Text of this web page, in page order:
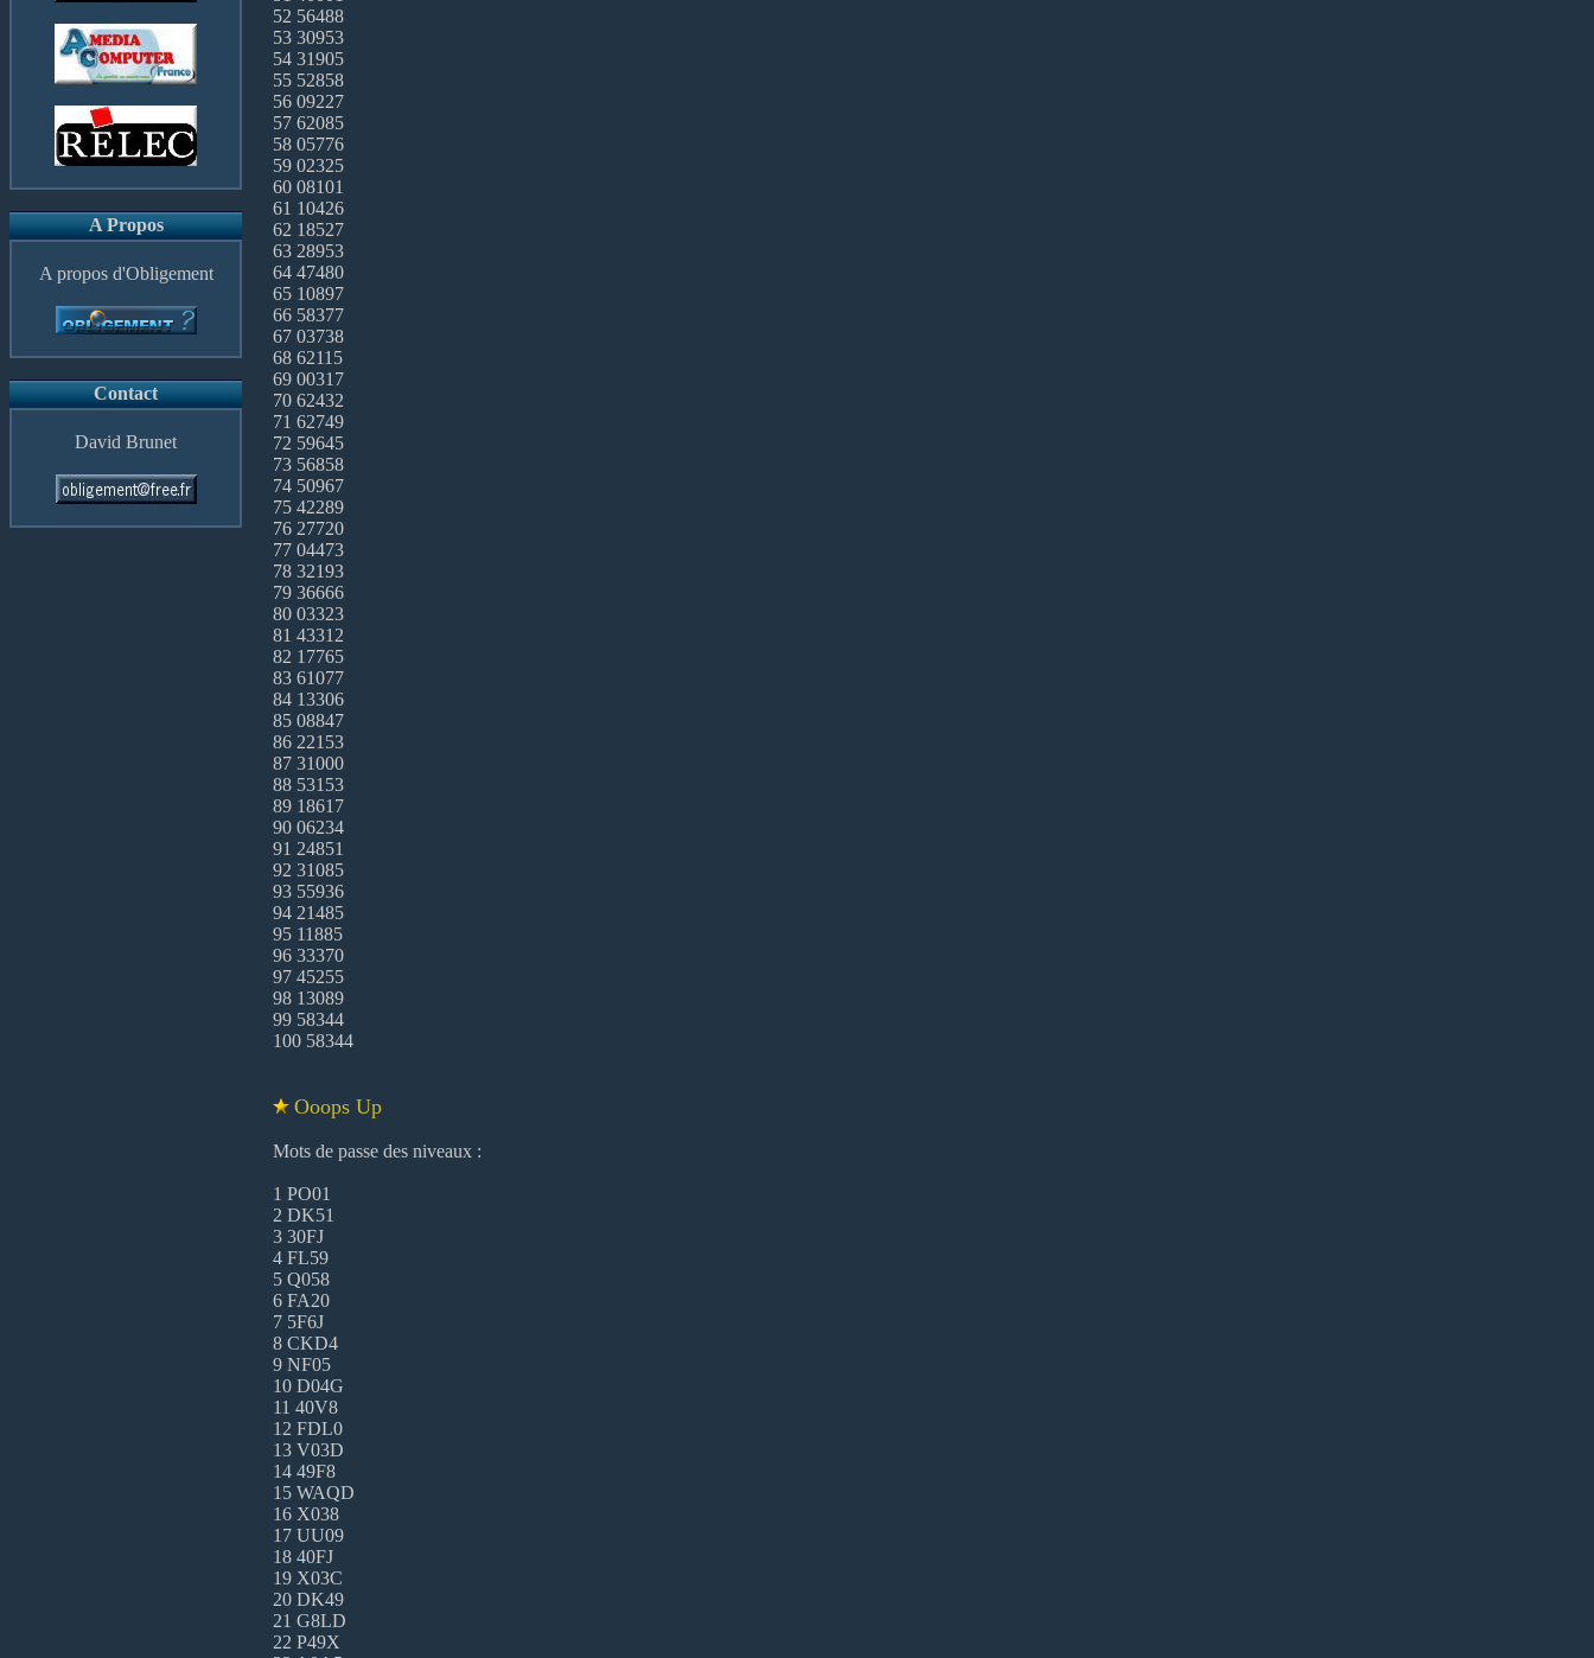
A Propos
A propos d'Obligement
Contact
David Brunet
52 56488
53 30953
54 31905
55 52858
56 09227
57 62085
58 05776
59 02325
60 08101
61 10426
62 18527
63 28953
64 47480
65 10897
66 58377
67 03738
68 62115
69 00317
70 62432
71 62749
72 59645
73 56858
74 50967
75 42289
76 27720
77 04473
78 32193
79 36666
80 03323
81 43312
82 17765
83 61077
84 13306
85 08847
86 22153
87 31000
88 53153
89 18617
90 06234
91 24851
92 31085
93 55936
94 21485
95 11885
96 33370
97 45255
98 13089
99 58344
100 58344
Ooops Up
Mots de passe des niveaux :
1 PO01
2 DK51
3 30FJ
4 FL59
5 Q058
6 FA20
7 5F6J
8 CKD4
9 NF05
10 D04G
11 40V8
12 FDL0
13 V03D
14 49F8
15 WAQD
16 X038
17 UU09
18 40FJ
19 X03C
20 DK49
21 G8LD
22 P49X